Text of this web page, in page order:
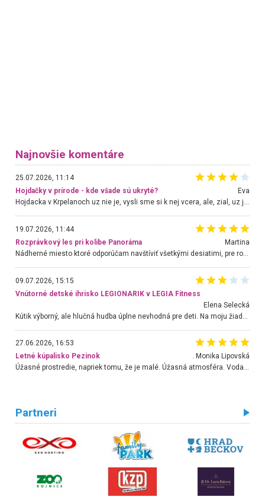
Najnovšie komentáre
25.07.2026, 11:14
Hojdačky v prírode - kde všade sú ukryté?
Eva
Hojdacka v Krpelanoch uz nie je, vysli sme si k nej vcera, ale, zial, uz je znicena. Ak sem planujete cestu len kvoli hojdacke, mozete si ju usetrit. Krasny vyhlad je tu vsak aj bez hojdacky :-)
19.07.2026, 11:44
Rozprávkový les pri kolibe Panoráma
Martina
Nádherné miesto ktoré odporúčam navštíviť všetkými desiatimi, pre rodiny s deťmi, dôchodcom... Proste a jednoducho ozaj rozprávkový les.. určite ešte prídeme. Odniesli sme si na pamiatku krásne tričká,
09.07.2026, 15:15
Vnútorné detské ihrisko LEGIONARIK v LEGIA Fitness
Elena Selecká
27.06.2026, 16:53
Letné kúpalisko Pezinok
. Monika Lipovská
Úžasné prostredie, napriek tomu, že je malé. Úžasná atmosféra. Voda fantastická a nádherná. Ľudí je pomerne veľa, ale su mili a ohľaduplní. Je veľmi zaujímavé sledovať, ako dokážu spolu športovať cudzí ľudia a bez ohľadu na vek. Vládne tu pohoda. Vnuka neviem dostať z vody. Ďakujem za krásny deň . Urcite sa sem vrátim. Jediný problém je s parkovaním, ale aj ten sa mi podarilo vyriešiť. Monika Bratislava
Partneri